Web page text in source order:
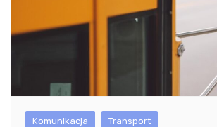
Komunikacja Transport